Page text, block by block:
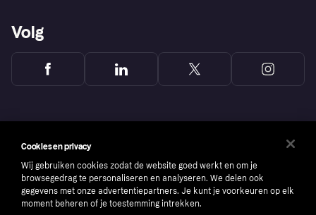
Volg
Cookies en privacy
Wij gebruiken cookies zodat de website goed werkt en om je
browsegedrag te personaliseren en analyseren. We delen ook
gegevens met onze advertentiepartners. Je kunt je voorkeuren op elk
moment beheren of je toestemming intrekken.